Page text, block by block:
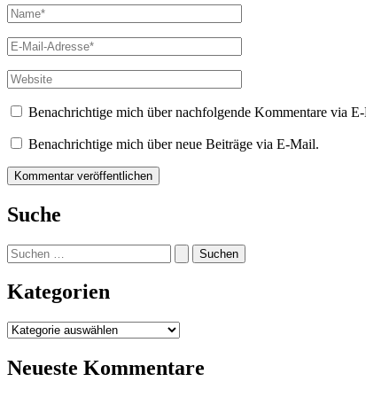
Name*
E-
Mail-
Adresse*
Website
Benachrichtige mich über nachfolgende Kommentare via
Benachrichtige mich über neue Beiträge via E-Mail.
Suche
Suchen
nach:
Kategorien
Kategorien
Neueste Kommentare